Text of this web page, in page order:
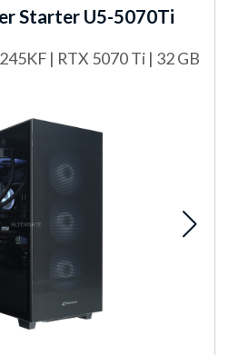
Starter U5-5070Ti
| RTX 5070 Ti | 32 GB